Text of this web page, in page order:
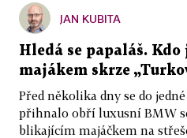
JAN KUBITA
Hledá se papaláš.
majákem skrze
Před několika dny se do
přihnalo obří luxusní BMW
blikajícím majáčkem na